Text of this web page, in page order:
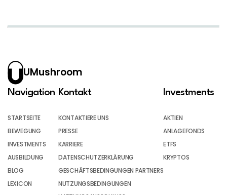
UMushroom
Navigation
STARTSEITE
BEWEGUNG
INVESTMENTS
AUSBILDUNG
BLOG
LEXICON
Kontakt
KONTAKTIERE UNS
PRESSE
KARRIERE
DATENSCHUTZERKLÄRUNG
GESCHÄFTSBEDINGUNGEN PARTNERS
NUTZUNGSBEDINGUNGEN
Investments
AKTIEN
ANLAGEFONDS
ETFS
KRYPTOS